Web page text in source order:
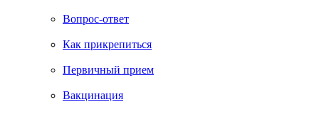
Вопрос-ответ
Как прикрепиться
Первичный прием
Вакцинация